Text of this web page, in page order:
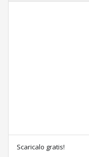
Scaricalo gratis!